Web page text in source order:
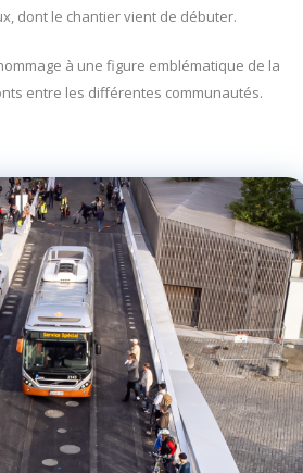
dont le chantier vient de débuter.
à une figure emblématique de la
entre les différentes communautés.